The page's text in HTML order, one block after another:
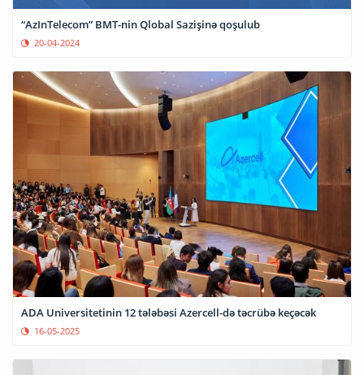
“AzInTelecom” BMT-nin Qlobal Sazişinə qoşulub
20-04-2024
ADA Universitetinin 12 tələbəsi Azercell-də təcrübə keçəcək
16-05-2025